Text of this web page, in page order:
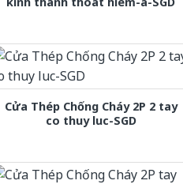
Cửa Thép Chống Cháy 2P 2 tay
co thuy luc-SGD